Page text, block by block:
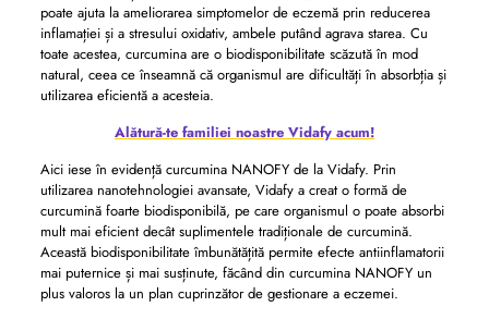
poate ajuta la ameliorarea simptomelor de eczemă prin reducerea
inflamației și a stresului oxidativ, ambele putând agrava starea. Cu
toate acestea, curcumina are o biodisponibilitate scăzută în mod
natural, ceea ce înseamnă că organismul are dificultăți în absorbția și
utilizarea eficientă a acesteia.
Alătură-te familiei noastre Vidafy acum!
Aici iese în evidență curcumina NANOFY de la Vidafy. Prin
utilizarea nanotehnologiei avansate, Vidafy a creat o formă de
curcumină foarte biodisponibilă, pe care organismul o poate absorbi
mult mai eficient decât suplimentele tradiționale de curcumină.
Această biodisponibilitate îmbunătățită permite efecte antiinflamatorii
mai puternice și mai susținute, făcând din curcumina NANOFY un
plus valoros la un plan cuprinzător de gestionare a eczemei.